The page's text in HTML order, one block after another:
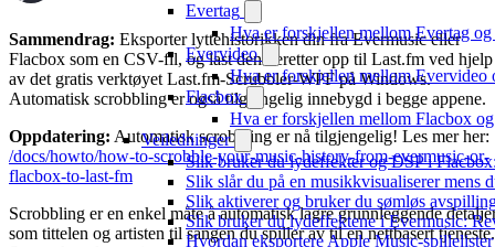
Evertag
Hva er forskjellen mellom Evertag
Evervideo
Hva er forskjellen mellom Evervideo
Flacbox
Hva er forskjellen mellom Flacbox
Veiledninger
Slik bruker du lydeffekter og DSP i
Slik slår du på en musikkvisualiserer mens
Slik aktiverer og bruker du sømløs
Slik bruker du lydeffektene i Evermusic:
Hvordan eksportere Apple Music-
Sammendrag: Eksporter lyttehistorikken din fra Evermusic eller
Flacbox som en CSV-fil, og last den deretter opp til Last.fm ved hjelp
av det gratis verktøyet Last.fm-Scrubbler-WPF på Windows.
Automatisk scrobbling er også tilgjengelig innebygd i begge appene.
Oppdatering: Automatisk scrobbling er nå tilgjengelig! Les mer her:
/docs/howto/how-to-scrobble-your-music-history-from-evermusic-or-
flacbox-to-last-fm
Scrobbling er en enkel måte å automatisk lagre grunnleggende
som tittelen og artisten til sangen du spiller av til en nettbasert tjeneste.